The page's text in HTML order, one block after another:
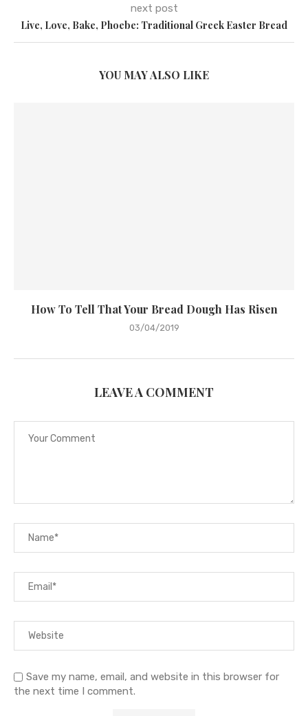
next post
Live, Love, Bake, Phoebe: Traditional Greek Easter Bread
YOU MAY ALSO LIKE
How To Tell That Your Bread Dough Has Risen
03/04/2019
LEAVE A COMMENT
Save my name, email, and website in this browser for
the next time I comment.